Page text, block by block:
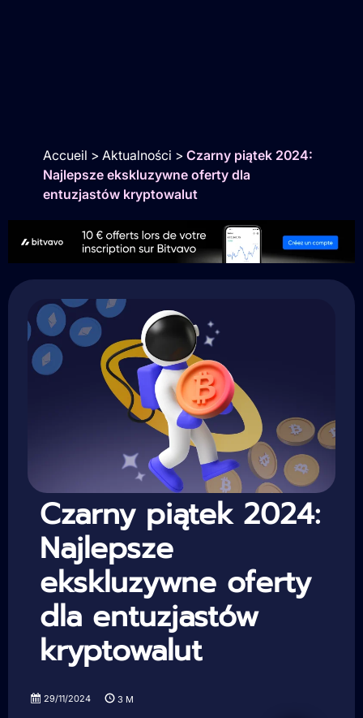
Accueil > Aktualności > Czarny piątek 2024:
Najlepsze ekskluzywne oferty dla
entuzjastów kryptowalut
Czarny piątek 2024:
Najlepsze
ekskluzywne oferty
dla entuzjastów
kryptowalut
29/11/2024 3 M